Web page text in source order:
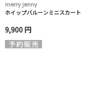
merry jenny
ホイップバルーンミニスカート
9,900 円